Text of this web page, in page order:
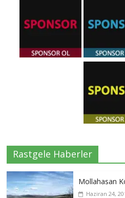
Rastgele Haberler
Mollahasan
Haziran 24,